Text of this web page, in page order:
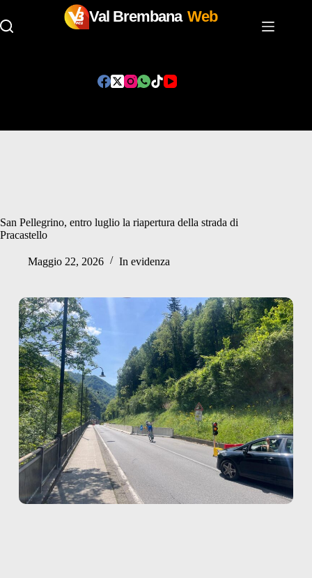
Val Brembana Web
San Pellegrino, entro luglio la riapertura della strada di
Pracastello
Maggio 22, 2026 In evidenza